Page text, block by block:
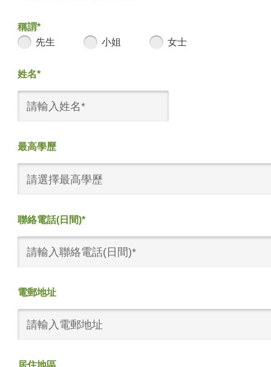
稱謂*
先生
小姐 女士
姓名*
最高學歷
請選擇最高學歷
聯絡電話(日間)*
電郵地址
居住地區